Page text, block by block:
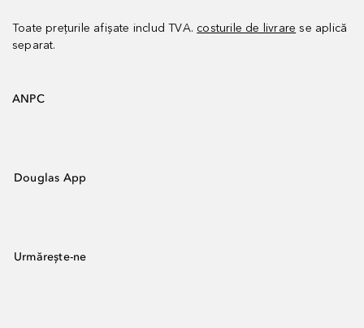
Toate prețurile afișate includ TVA. costurile de livrare se aplică
separat.
ANPC
Douglas App
Urmărește-ne